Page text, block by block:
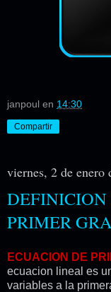
janpoul en 14:30
Compartir
viernes, 2 de enero
DEFINICION
PRIMER
ECUACION DE
ecuacion lineal es
variables a la